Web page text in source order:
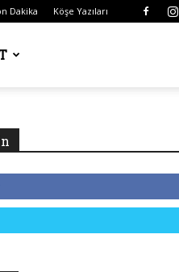
Dakika Köşe Yazıları